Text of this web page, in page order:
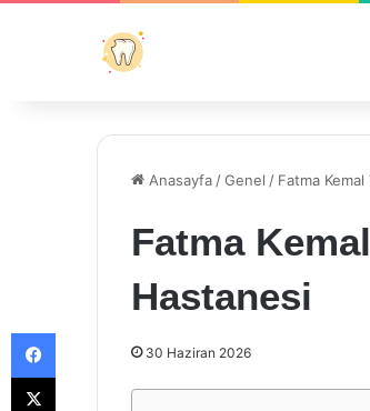
Anasayfa /Genel / Fatma Kemal
Fatma
Hastanesi
30 Haziran 2026
Facebook
X